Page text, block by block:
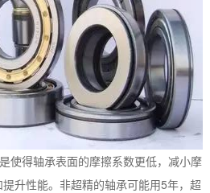
使得轴承表面的摩擦系数更低，减小摩
升性能。非超精的轴承可能用5年，超